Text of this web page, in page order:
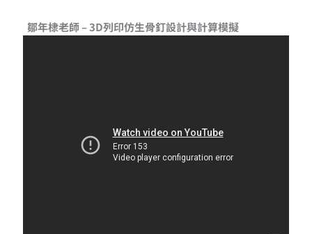
鄒年棣老師 – 3D列印仿生骨釘設計與計算模擬